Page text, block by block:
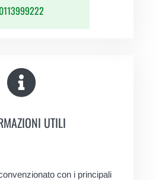
0113999222
UTILI
con i principali